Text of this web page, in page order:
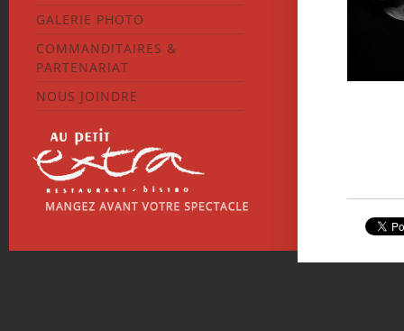
GALERIE PHOTO
COMMANDITAIRES &
PARTENARIAT
NOUS JOINDRE